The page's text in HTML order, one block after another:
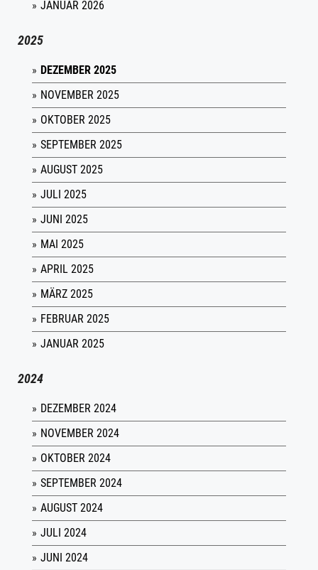
JANUAR 2026
2025
DEZEMBER 2025
NOVEMBER 2025
OKTOBER 2025
SEPTEMBER 2025
AUGUST 2025
JULI 2025
JUNI 2025
MAI 2025
APRIL 2025
MÄRZ 2025
FEBRUAR 2025
JANUAR 2025
2024
DEZEMBER 2024
NOVEMBER 2024
OKTOBER 2024
SEPTEMBER 2024
AUGUST 2024
JULI 2024
JUNI 2024